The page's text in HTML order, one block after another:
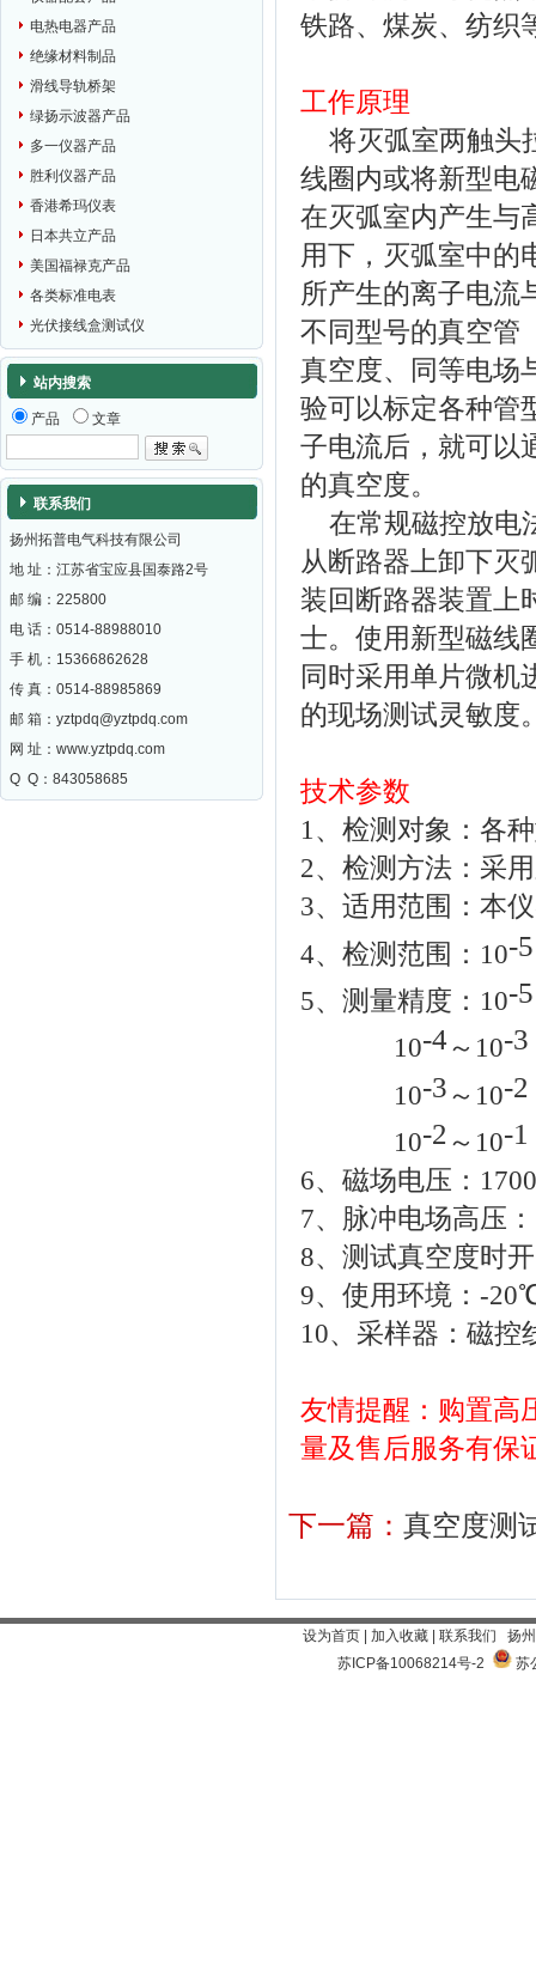
电热电器产品
绝缘材料制品
滑线导轨桥架
绿扬示波器产品
多一仪器产品
胜利仪器产品
香港希玛仪表
日本共立产品
美国福禄克产品
各类标准电表
光伏接线盒测试仪
站内搜索
产品 文章
联系我们
扬州拓普电气科技有限公司
地 址：江苏省宝应县国泰路2号
邮 编： 225800
电 话：0514-88988010
手 机：15366862628
传 真：0514-88985869
邮 箱： yztpdq@yztpdq.com
网 址： www.yztpdq.com
Q Q：843058685
铁路、煤炭、 纺织
工作原理
将灭弧室两触头
线圈内或将新型电
在灭弧室内产生与
用下，灭弧室中的
所产生的离子电流
不同型号的真空管
真空度、同等电场
验可以标定各种管
子电流后，就可以
的真空度。
在常规磁控放电
从断路器上卸下灭
装回断路器装置上
士。使用新型磁线
同时采用单片微机
的现场测试灵敏度
技术参数
1、检测对象：各
2、检测方法：采
3、适用范围：本
4、检测范围：10-5
5、测量精度：10-5
10-4 ～10-3
10-3 ～10-2
10-2 ～10-1
6、磁场电压：
7、脉冲电场高压
8、测试真空度时
9、使用环境：-
10、采样器：磁控
友情提醒：购置高
量及售后服务有保
下一篇： 真空度测
设为首页 加入收藏 联系我们 扬
苏ICP备10068214号-2
苏